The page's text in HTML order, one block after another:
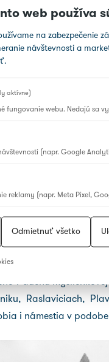
Tematicky to boli
len
olejom alebo
ľudské
či stav
prostredia –
zvieraťa bola
plodnosť, dravosť a
Sú
kultúrneho
v duchu
Raslaviciach,
i námestia v
web používa
na zabezpečenie
návštevnosti a
aktívne)
fungovanie webu. Nedajú sa
(napr. Google
reklamy (napr. Meta Pixel,
Odmietnuť všetko